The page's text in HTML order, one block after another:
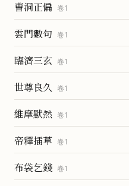
曹洞正偏 卷1
雲門數句 卷1
臨濟三玄 卷1
世尊良久 卷1
維摩默然 卷1
帝釋插草 卷1
布袋乞錢 卷1